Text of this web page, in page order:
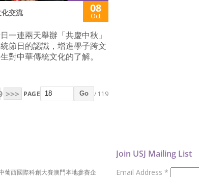
交流 08
Oct
一連兩天舉辦「共慶中秋」
節日的認識，增進學子跨文
對中華傳統文化的了解。
>>> PAGE Go / 119
葡西國際科創大賽澳門本地參賽企
Join USJ Mailing List
Email Address *